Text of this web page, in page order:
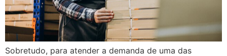
Sobretudo, para atender a demanda de uma das